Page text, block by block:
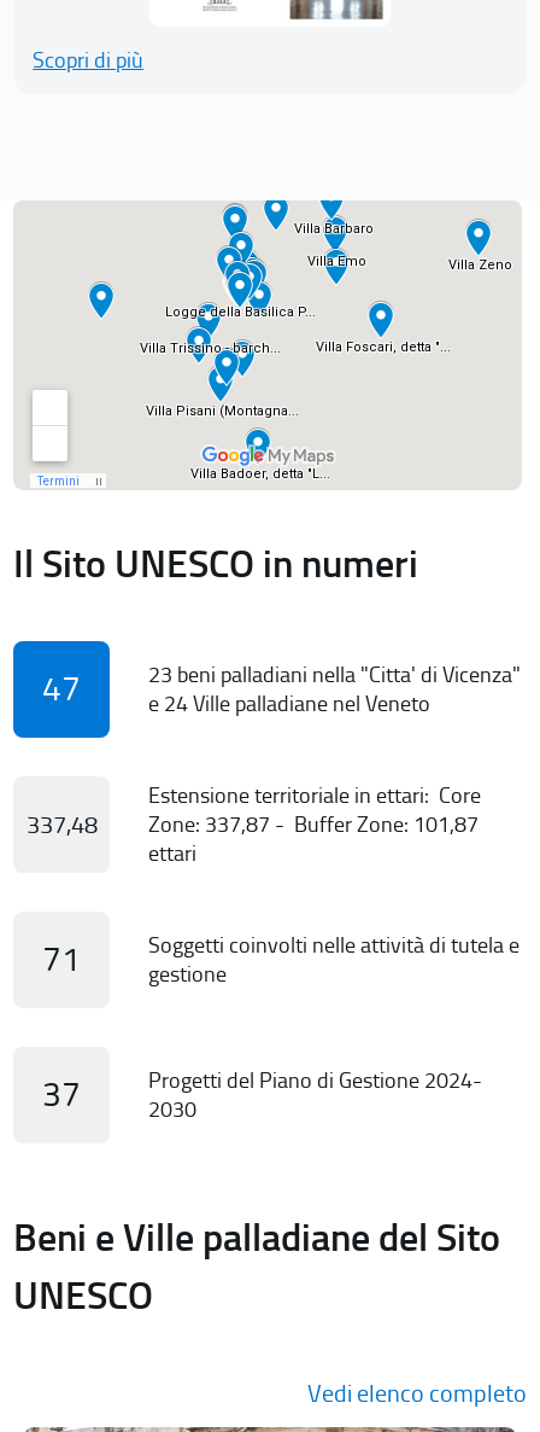
Scopri di più
Il Sito UNESCO in numeri
47
23 beni palladiani nella "Citta' di Vicenza"
e 24 Ville palladiane nel Veneto
337,48
Estensione territoriale in ettari: Core
Zone: 337,87 - Buffer Zone: 101,87
ettari
71
Soggetti coinvolti nelle attività di tutela e
gestione
37
Progetti del Piano di Gestione 2024-
2030
Beni e Ville palladiane del Sito
UNESCO
Vedi elenco completo